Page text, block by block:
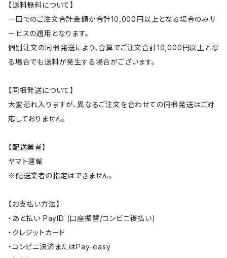
【送料無料について】
一回でのご注文合計金額が合計10,000円以上となる場合のみサ
ービスの適用となります。
個別注文の同梱発送により、合算でご注文合計10,000円以上とな
る場合でも送料が発生する場合がございます。
【同梱発送について】
大変恐れ入りますが、異なるご注文を合わせての同梱発送はご対
応しておりません。
【配送業者】
ヤマト運輸
※配送業者の指定はできません。
【お支払い方法】
・あと払い PayID (口座振替/コンビニ後払い)
・クレジットカード
・コンビニ決済またはPay-easy